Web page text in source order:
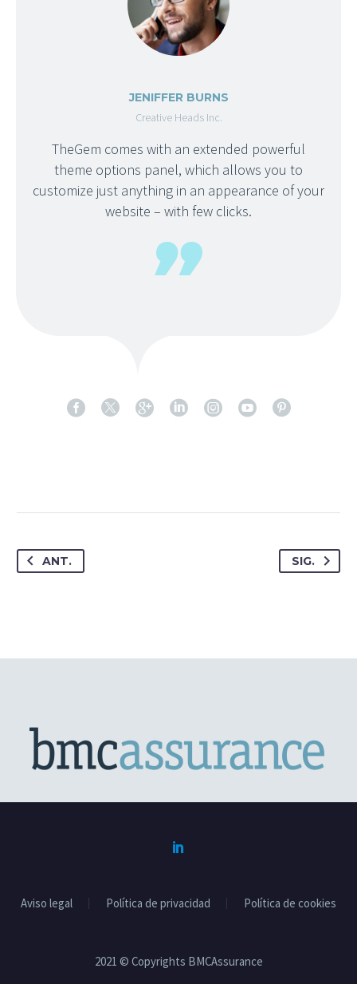
JENIFFER BURNS
Creative Heads Inc.
TheGem comes with an extended powerful
theme options panel, which allows you to
customize just anything in an appearance of your
website – with few clicks.
ANT. SIG.
Aviso legal Política de privacidad Política de cookies
2021 © Copyrights BMCAssurance